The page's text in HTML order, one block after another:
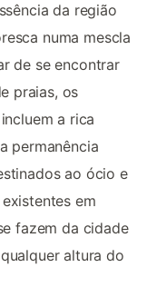
da região
numa mescla
de se encontrar
praias, os
a rica
permanência
ao ócio e
em
fazem da cidade
altura do